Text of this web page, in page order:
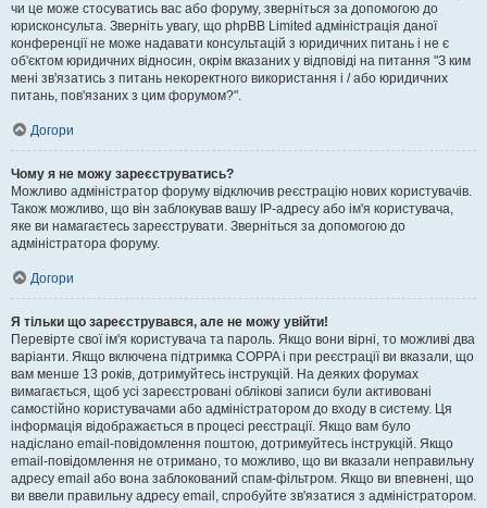
чи це може стосуватись вас або форуму, зверніться за допомогою до
юрисконсульта. Зверніть увагу, що phpBB Limited адміністрація даної
конференції не може надавати консультацій з юридичних питань і не є
об'єктом юридичних відносин, окрім вказаних у відповіді на питання "З ким
мені зв'язатись з питань некоректного використання і / або юридичних
питань, пов'язаних з цим форумом?".
Догори
Чому я не можу зареєструватись?
Можливо адміністратор форуму відключив реєстрацію нових користувачів.
Також можливо, що він заблокував вашу IP-адресу або ім'я користувача,
яке ви намагаєтесь зареєструвати. Зверніться за допомогою до
адміністратора форуму.
Догори
Я тільки що зареєструвався, але не можу увійти!
Перевірте свої ім'я користувача та пароль. Якщо вони вірні, то можливі два
варіанти. Якщо включена підтримка COPPA і при реєстрації ви вказали, що
вам менше 13 років, дотримуйтесь інструкцій. На деяких форумах
вимагається, щоб усі зареєстровані облікові записи були активовані
самостійно користувачами або адміністратором до входу в систему. Ця
інформація відображається в процесі реєстрації. Якщо вам було
надіслано email-повідомлення поштою, дотримуйтесь інструкцій. Якщо
email-повідомлення не отримано, то можливо, що ви вказали неправильну
адресу email або вона заблокований спам-фільтром. Якщо ви впевнені, що
ви ввели правильну адресу email, спробуйте зв'язатися з адміністратором.